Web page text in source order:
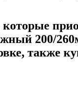
200/
также